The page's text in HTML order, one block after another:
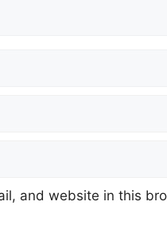
and website in this